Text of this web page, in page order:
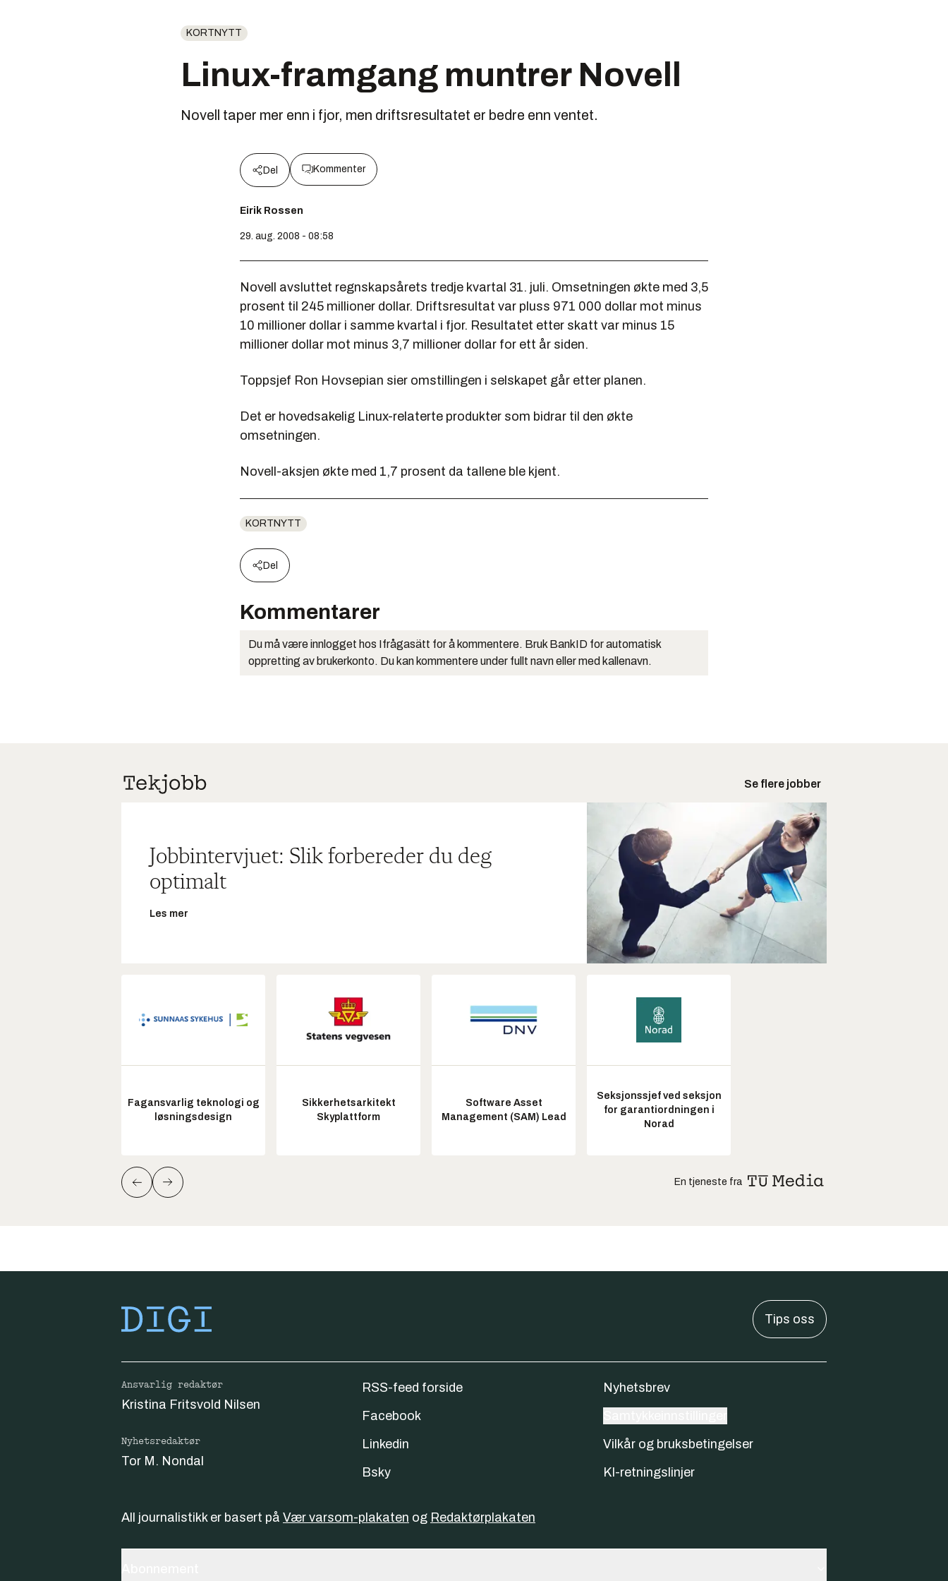
KORTNYTT
Linux-framgang muntrer Novell
Novell taper mer enn i fjor, men driftsresultatet er bedre enn ventet.
Del Kommenter
Eirik Rossen
29. aug. 2008 - 08:58
Novell avsluttet regnskapsårets tredje kvartal 31. juli. Omsetningen økte med 3,5
prosent til 245 millioner dollar. Driftsresultat var pluss 971 000 dollar mot minus
10 millioner dollar i samme kvartal i fjor. Resultatet etter skatt var minus 15
millioner dollar mot minus 3,7 millioner dollar for ett år siden.
Toppsjef Ron Hovsepian sier omstillingen i selskapet går etter planen.
Det er hovedsakelig Linux-relaterte produkter som bidrar til den økte
omsetningen.
Novell-aksjen økte med 1,7 prosent da tallene ble kjent.
KORTNYTT
Del
Kommentarer
Du må være innlogget hos Ifrågasätt for å kommentere. Bruk BankID for automatisk
oppretting av brukerkonto. Du kan kommentere under fullt navn eller med kallenavn.
Se flere jobber
Jobbintervjuet: Slik forbereder du deg
optimalt
Les mer
Fagansvarlig teknologi og
løsningsdesign
Sikkerhetsarkitekt
Skyplattform
Software Asset
Management (SAM) Lead
Seksjonssjef ved seksjon
for garantiordningen i
Norad
En tjeneste fra
Tips oss
Ansvarlig redaktør
Kristina Fritsvold Nilsen
Nyhetsredaktør
Tor M. Nondal
RSS-feed forside
Facebook
Linkedin
Bsky
Nyhetsbrev
Vilkår og bruksbetingelser
KI-retningslinjer
All journalistikk er basert på Vær varsom-plakaten og Redaktørplakaten